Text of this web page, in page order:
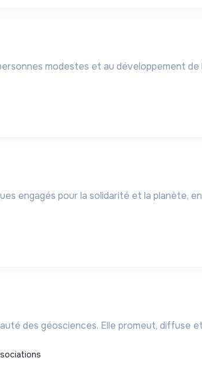
modestes et au développement
engagés pour la solidarité et la planète,
des géosciences. Elle promeut, diffuse